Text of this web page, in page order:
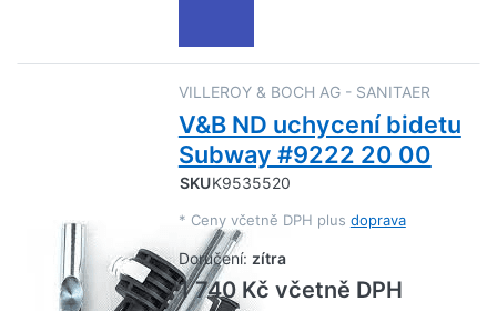
VILLEROY & BOCH AG - SANITAER
V&B ND uchycení bidetu
Subway #9222 20 00
SKUK9535520
* Ceny včetně DPH plus doprava
Doručení: zítra
1 740 Kč včetně DPH